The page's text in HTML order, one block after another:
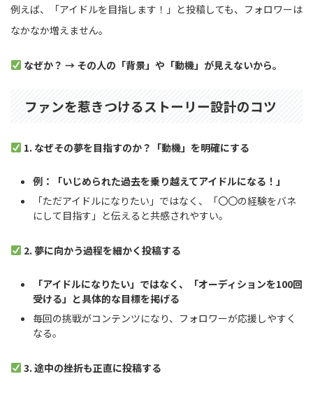
例えば、「アイドルを目指します！」と投稿しても、フォロワーは
なかなか増えません。
なぜか？ → その人の「背景」や「動機」が見えないから。
ファンを惹きつけるストーリー設計のコツ
1. なぜその夢を目指すのか？「動機」を明確にする
例：「いじめられた過去を乗り越えてアイドルになる！」
「ただアイドルになりたい」ではなく、「〇〇の経験をバネ
にして目指す」と伝えると共感されやすい。
2. 夢に向かう過程を細かく投稿する
「アイドルになりたい」ではなく、「オーディションを100回
受ける」と具体的な目標を掲げる
毎回の挑戦がコンテンツになり、フォロワーが応援しやすく
なる。
3. 途中の挫折も正直に投稿する